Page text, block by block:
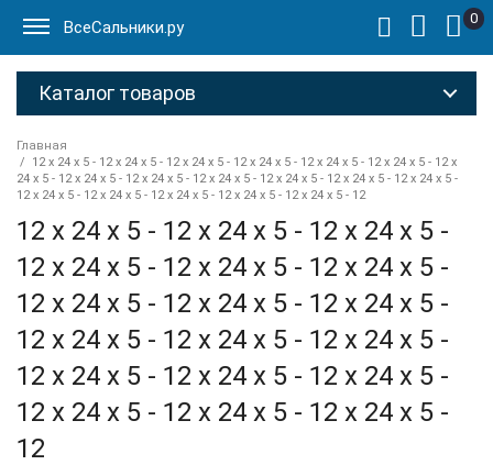
ВсеСальники.ру 0
Каталог товаров
Главная
12 x 24 x 5 - 12 x 24 x 5 - 12 x 24 x 5 - 12 x 24 x 5 - 12 x 24 x 5 - 12 x 24 x 5 - 12 x
24 x 5 - 12 x 24 x 5 - 12 x 24 x 5 - 12 x 24 x 5 - 12 x 24 x 5 - 12 x 24 x 5 - 12 x 24 x 5 -
12 x 24 x 5 - 12 x 24 x 5 - 12 x 24 x 5 - 12 x 24 x 5 - 12 x 24 x 5 - 12
12 x 24 x 5 - 12 x 24 x 5 - 12 x 24 x 5 -
12 x 24 x 5 - 12 x 24 x 5 - 12 x 24 x 5 -
12 x 24 x 5 - 12 x 24 x 5 - 12 x 24 x 5 -
12 x 24 x 5 - 12 x 24 x 5 - 12 x 24 x 5 -
12 x 24 x 5 - 12 x 24 x 5 - 12 x 24 x 5 -
12 x 24 x 5 - 12 x 24 x 5 - 12 x 24 x 5 -
12